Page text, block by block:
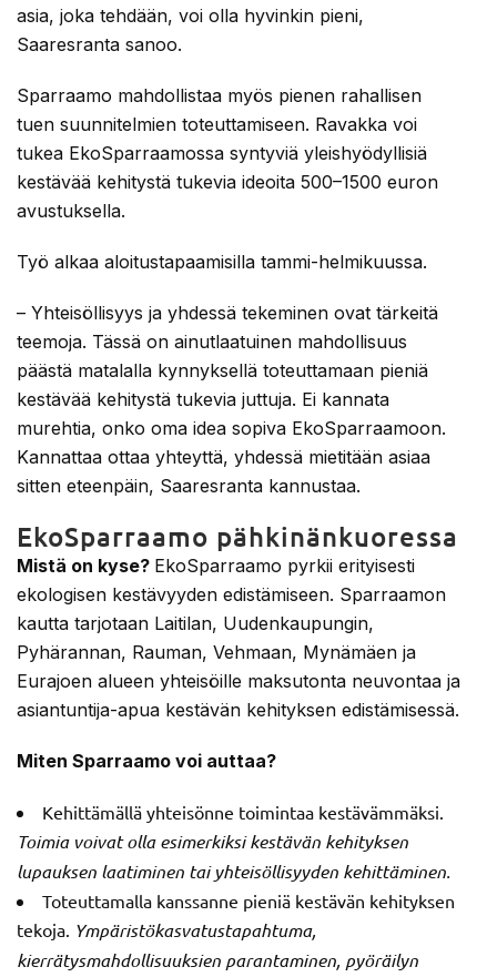
asia, joka tehdään, voi olla hyvinkin pieni,
Saaresranta sanoo.
Sparraamo mahdollistaa myös pienen rahallisen
tuen suunnitelmien toteuttamiseen. Ravakka voi
tukea EkoSparraamossa syntyviä yleishyödyllisiä
kestävää kehitystä tukevia ideoita 500–1500 euron
avustuksella.
Työ alkaa aloitustapaamisilla tammi-helmikuussa.
– Yhteisöllisyys ja yhdessä tekeminen ovat tärkeitä
teemoja. Tässä on ainutlaatuinen mahdollisuus
päästä matalalla kynnyksellä toteuttamaan pieniä
kestävää kehitystä tukevia juttuja. Ei kannata
murehtia, onko oma idea sopiva EkoSparraamoon.
Kannattaa ottaa yhteyttä, yhdessä mietitään asiaa
sitten eteenpäin, Saaresranta kannustaa.
EkoSparraamo pähkinänkuoressa
Mistä on kyse? EkoSparraamo pyrkii erityisesti
ekologisen kestävyyden edistämiseen. Sparraamon
kautta tarjotaan Laitilan, Uudenkaupungin,
Pyhärannan, Rauman, Vehmaan, Mynämäen ja
Eurajoen alueen yhteisöille maksutonta neuvontaa ja
asiantuntija-apua kestävän kehityksen edistämisessä.
Miten Sparraamo voi auttaa?
Kehittämällä yhteisönne toimintaa kestävämmäksi.
Toimia voivat olla esimerkiksi kestävän kehityksen
lupauksen laatiminen tai yhteisöllisyyden kehittäminen.
Toteuttamalla kanssanne pieniä kestävän kehityksen
tekoja. Ympäristökasvatustapahtuma,
kierrätysmahdollisuuksien parantaminen, pyöräilyn